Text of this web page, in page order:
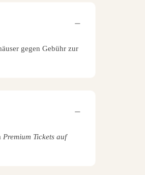
gegen Gebühr zur
Premium Tickets auf